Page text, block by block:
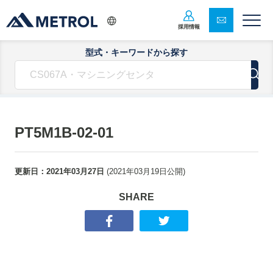
採用情報
型式・キーワードから探す
PT5M1B-02-01
更新日： 2021年03月27日 (2021年03月19日 公開)
SHARE